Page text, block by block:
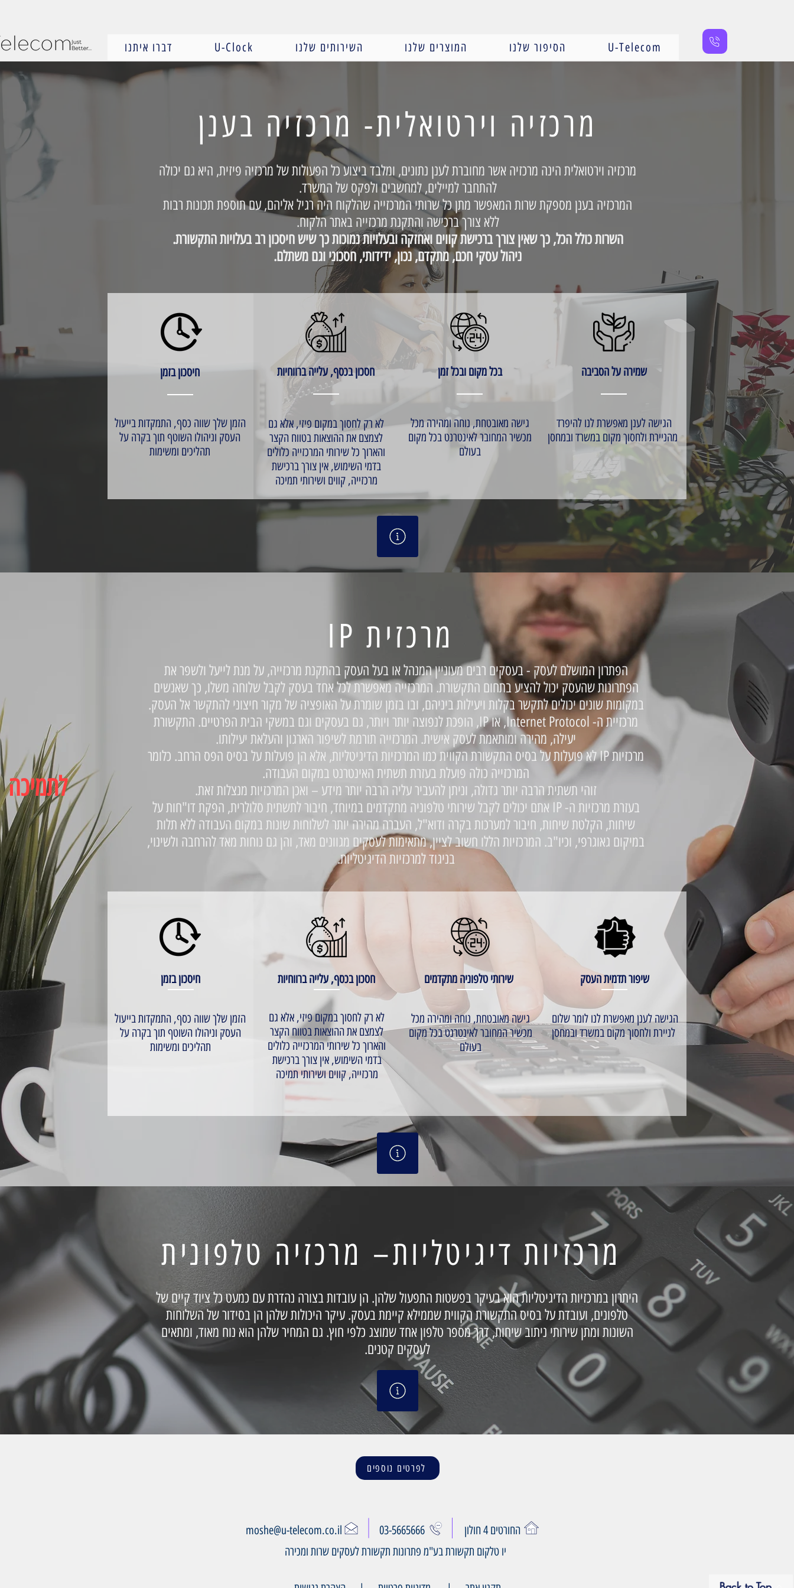
דברו איתנו U-Clock השירותים שלנו המוצרים שלנו הסיפור שלנו U-Telecom
לתמיכה
מרכזיה וירטואלית- מרכזיה בענן
מרכזיה וירטואלית הינה מרכזיה אשר מחוברת לענן נתונים, ומלבד ביצוע כל הפעולות של מרכזיה פיזית, היא גם יכולה
להתחבר למיילים, למחשבים ולפקס של המשרד.
המרכזיה בענן מספקת שרות המאפשר מתן כל שרותי המרכזייה שהלקוח היה רגיל אליהם, עם תוספת תכונות רבות
ללא צורך ברכישה והתקנת מרכזייה באתר הלקוח.
השרות כולל הכל, כך שאין צורך ברכישת קווים ואחזקה ובעלויות נמוכות כך שיש חיסכון רב בעלויות התקשורת.
ניהול עסקי חכם, מתקדם, נכון, ידידותי, חסכוני וגם משתלם.
חיסכון בזמן
הזמן שלך שווה כסף, התמקדות בייעול
העסק וניהולו השוטף תוך בקרה על
תהליכים ומשימות
חסכון בכסף, עלייה ברווחיות
לא רק לחסוך במקום פיזי, אלא גם
לצמצם את ההוצאות בטווח הקצר
והארוך כל שירותי המרכזייה כלולים
בדמי השימוש, אין צורך ברכישת
מרכזייה, קווים ושירותי תמיכה
בכל מקום ובכל זמן
גישה מאובטחת, נוחה ומהירה מכל
מכשיר המחובר לאינטרנט בכל מקום
בעולם
שמירה על הסביבה
הגישה לענן מאפשרת לנו להיפרד
חיסכון בזמן
הזמן שלך שווה כסף, התמקדות בייעול
העסק וניהולו השוטף תוך בקרה על
תהליכים ומשימות
חסכון בכסף, עלייה ברווחיות
לא רק לחסוך במקום פיזי, אלא גם
לצמצם את ההוצאות בטווח הקצר
והארוך כל שירותי המרכזייה כלולים
בדמי השימוש, אין צורך ברכישת
מרכזייה, קווים ושירותי תמיכה
שירותי טלפוניה מתקדמים
גישה מאובטחת, נוחה ומהירה מכל
מכשיר המחובר לאינטרנט בכל מקום
בעולם
שיפור תדמית העסק
הגישה לענן מאפשרת לנו לומר שלום
לניירת ולחסוך מקום במשרד ובמחסן
הפתרון המושלם לעסק - בעסקים רבים מעוניין המנהל או בעל העסק בהתקנת מרכזייה, על מנת לייעל ולשפר את
הפתרונות שהעסק יכול להציע בתחום התקשורת. המרכזייה מאפשרת לכל אחד בעסק לקבל שלוחה משלו, כך שאנשים
במקומות שונים יכולים לתקשר בקלות ויעילות ביניהם, ובו בזמן שומרת על האופציה של מקור חיצוני להתקשר אל העסק.
מרכזיית ה- Internet Protocol, או IP, הופכת לנפוצה יותר ויותר, גם בעסקים וגם במשקי הבית הפרטיים. התקשורת
יעילה, מהירה ומותאמת לעסק אישית. המרכזייה תורמת לשיפור הארגון והעלאת יעילותו.
מרכזיות IP לא פועלות על בסיס התקשורת הקווית כמו המרכזיות הדיגיטליות, אלא הן פועלות על בסיס הפס הרחב. כלומר
המרכזייה כולה פועלת בעזרת תשתית האינטרנט במקום העבודה.
זוהי תשתית הרבה יותר גדולה, וניתן להעביר עליה הרבה יותר מידע – ואכן המרכזיות מנצלות זאת.
בעזרת מרכזיות ה- IP אתם יכולים לקבל שירותי טלפוניה מתקדמים במיוחד, חיבור לתשתית סלולרית, הפקת דו"חות על
שיחות, הקלטת שיחות, חיבור למערכות בקרה ודוא"ל, העברה מהירה יותר לשלוחות שונות במקום העבודה ללא תלות
במיקום גאוגרפי, וכיו"ב. המרכזיות הללו חשוב לציין, מתאימות לעסקים מגוונים מאד, והן גם נוחות מאד להרחבה ולשינוי,
בניגוד למרכזיות הדיגיטליות.
מרכזיות דיגיטליות– מרכזיה טלפונית
היתרון במרכזיות הדיגיטליות הוא בעיקר בפשטות התפעול שלהן. הן עובדות בצורה נהדרת עם כמעט כל ציוד קיים של
טלפונים, ועובדת על בסיס התקשורת הקווית שממילא קיימת בעסק. עיקר היכולות שלהן הן בסידור של השלוחות
השונות ומתן שירותי ניתוב שיחות, דרך מספר טלפון אחד שמוצג כלפי חוץ. גם המחיר שלהן הוא נוח מאוד, ומתאים
לעסקים קטנים.
לפרטים נוספים
moshe@u-telecom.co.il
החורטים 4 חולון
יו טלקום תקשורת בע"מ פתרונות תקשורת לעסקים שרות ומכירה